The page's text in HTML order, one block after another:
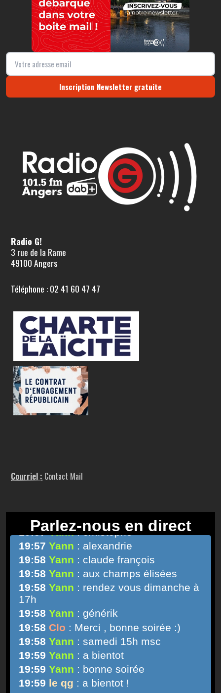
Inscription Newsletter gratuite
Radio G!
3 rue de la Rame
49100 Angers
Téléphone : 02 41 60 47 47
Courriel : Contact Mail